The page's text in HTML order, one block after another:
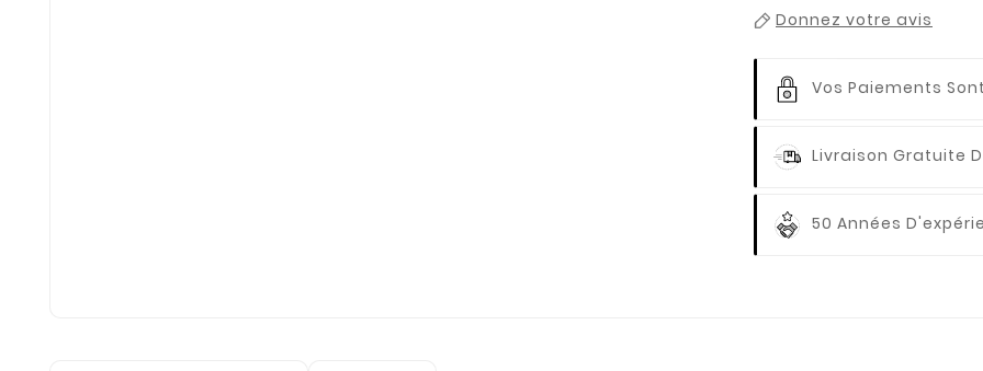
Donnez votre avis
Vos Paiements
Livraison Gratuite
50 Années